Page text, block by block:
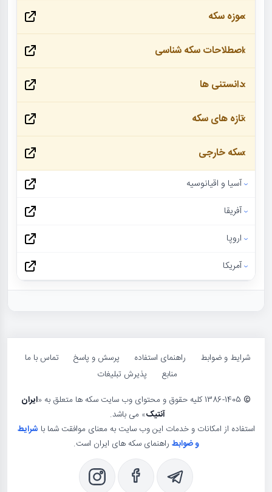
موزه سکه
اصطلاحات سکه شناسی
دانستنی ها
تازه های سکه
سکه خارجی
آسیا و اقیانوسیه
آفریقا
اروپا
آمریکا
شرایط و ضوابط راهنمای استفاده پرسش و پاسخ
تماس با ما
منابع
پذیرش تبلیغات
©
ایران
آنتیک» می باشد.
استفاده از امکانات و خدمات این وب سایت به معنای موافقت شما با شرایط
و ضوابط راهنمای سکه های ایران است.